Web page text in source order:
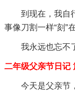
到现在，我自
事像刀割一样“刻”
我永远也忘不
二年级父亲节日记
今天是父亲节